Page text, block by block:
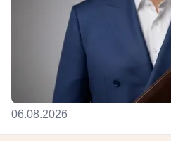
06.08.2026